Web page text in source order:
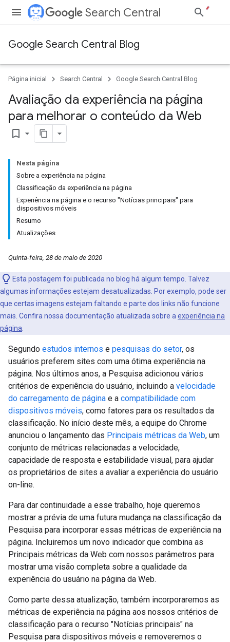
Search Central
Google Search Central Blog
Página inicial Search Central Google Search Central Blog
Avaliação da experiência na página
para melhorar o conteúdo da Web
bookmark_border
Nesta página
Sobre a experiência na página
Classificação da experiência na página
Experiência na página e o recurso "Notícias principais" para
dispositivos móveis
Resumo
Atualizações
Quinta-feira, 28 de maio de 2020
Esta postagem foi publicada no blog há algum tempo. Talvez
algumas informações estejam desatualizadas. Por exemplo, pode ser
que certas imagens estejam faltando e parte dos links não funcione
mais. Confira nossa documentação atualizada sobre a experiência na
página
Segundo estudos internos e pesquisas do setor, os
usuários preferem sites com uma ótima experiência na
página. Nos últimos anos, a Pesquisa adicionou vários
critérios de experiência do usuário, incluindo a velocidade
do carregamento de página e a compatibilidade com
dispositivos móveis, como fatores para os resultados da
classificação. No início deste mês, a equipe do Chrome
anunciou o lançamento das Principais métricas da Web, um
conjunto de métricas relacionadas a velocidade,
capacidade de resposta e estabilidade visual, para ajudar
os proprietários de sites a avaliar a experiência do usuário
on-line.
Para dar continuidade a esse trabalho, hoje queremos
mostrar a prévia de uma futura mudança na classificação da
Pesquisa para incorporar essas métricas de experiência na
página. Incluiremos um novo indicador que combina as
Principais métricas da Web com nossos parâmetros para
mostrar uma visão completa sobre a qualidade da
experiência do usuário na página da Web.
Como parte dessa atualização, também incorporaremos as
métricas de experiência na página aos nossos critérios de
classificação para o recurso "Notícias principais" na
Pesquisa para dispositivos móveis e removeremos o